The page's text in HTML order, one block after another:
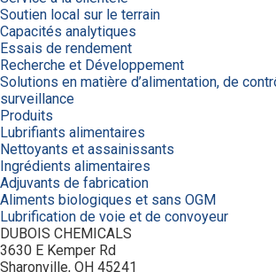
Soutien local sur le terrain
Capacités analytiques
Essais de rendement
Recherche et Développement
Solutions en matière d’alimentation, de
surveillance
Produits
Lubrifiants alimentaires
Nettoyants et assainissants
Ingrédients alimentaires
Adjuvants de fabrication
Aliments biologiques et sans OGM
Lubrification de voie et de convoyeur
DUBOIS CHEMICALS
3630 E Kemper Rd
Sharonville, OH 45241